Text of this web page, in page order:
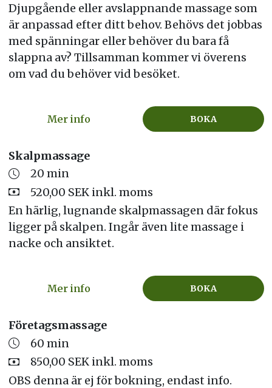
Djupgående eller avslappnande massage som
är anpassad efter ditt behov. Behövs det jobbas
med spänningar eller behöver du bara få
slappna av? Tillsamman kommer vi överens
om vad du behöver vid besöket.
BOKA
Mer info
Skalpmassage
20 min
520,00 SEK inkl. moms
En härlig, lugnande skalpmassagen där fokus
ligger på skalpen. Ingår även lite massage i
nacke och ansiktet.
BOKA
Mer info
Företagsmassage
60 min
850,00 SEK inkl. moms
OBS denna är ej för bokning, endast info.